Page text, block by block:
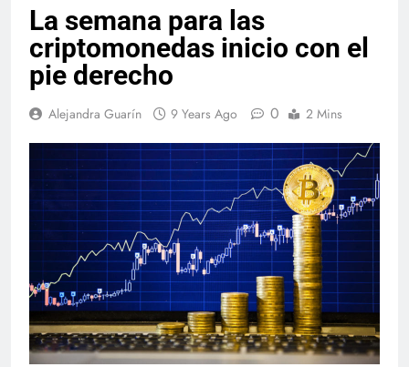
La semana para las
criptomonedas inicio con el
pie derecho
Alejandra Guarín 9 Years Ago 0 2 Mins